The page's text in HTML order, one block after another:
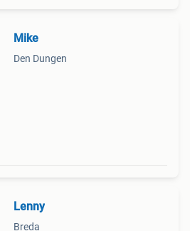
Mike
Den Dungen
Lenny
Breda